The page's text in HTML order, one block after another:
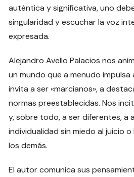
auténtica y significativa, uno
singularidad y escuchar la voz
expresada.
Alejandro Avello Palacios nos
un mundo que a menudo impulsa
invita a ser «marcianos», a
normas preestablecidas. Nos
y, sobre todo, a ser diferentes, a
individualidad sin miedo al juicio
los demás.
El autor comunica sus